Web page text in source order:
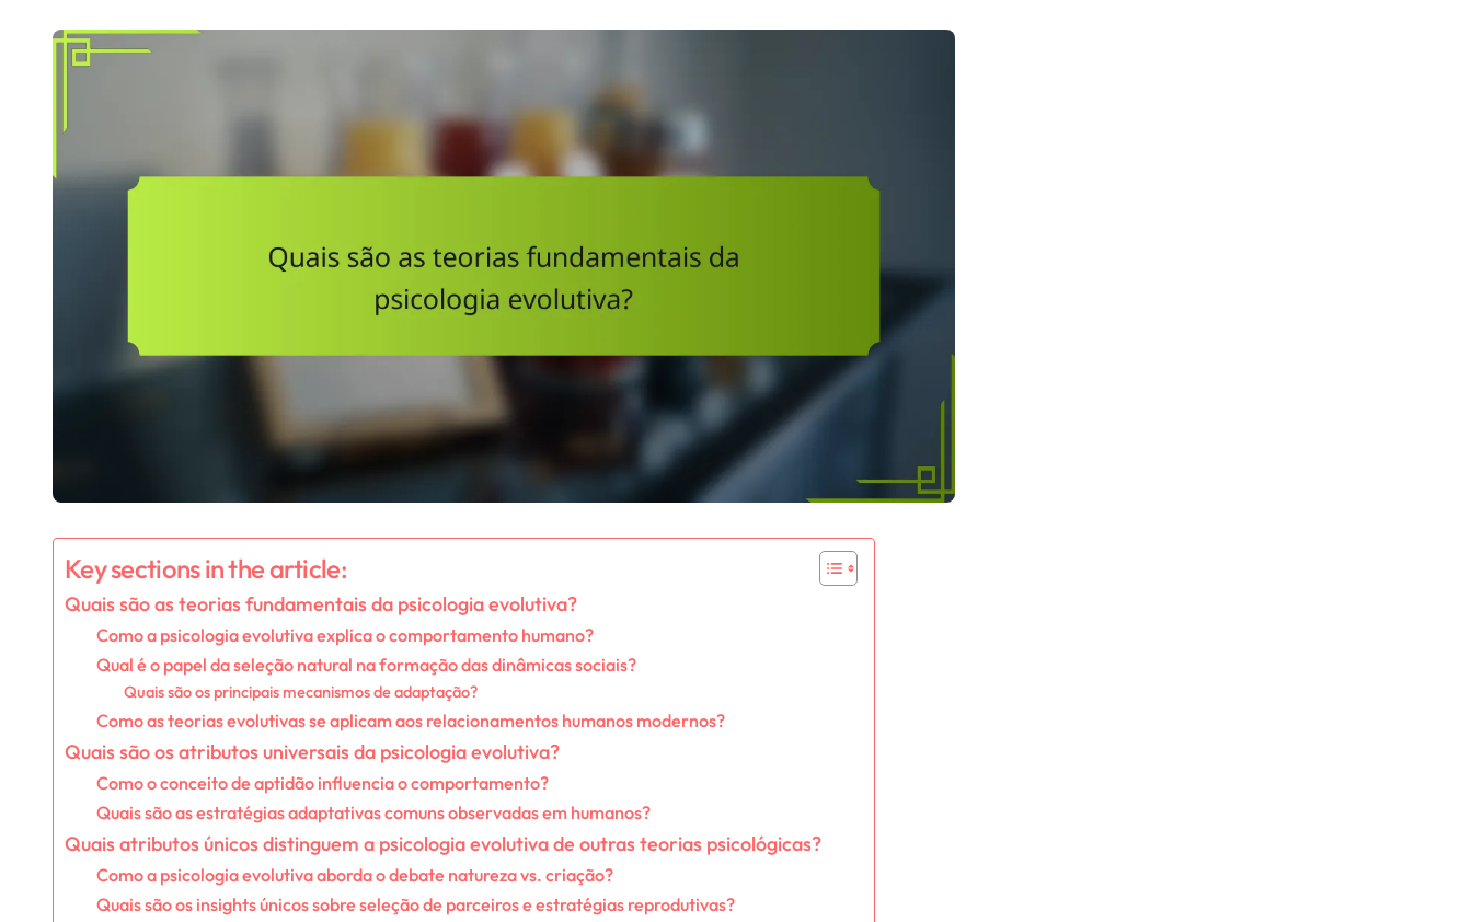
Key sections in the article:
Quais são as teorias fundamentais da psicologia evolutiva?
Como a psicologia evolutiva explica o comportamento humano?
Qual é o papel da seleção natural na formação das dinâmicas sociais?
Quais são os principais mecanismos de adaptação?
Como as teorias evolutivas se aplicam aos relacionamentos humanos modernos?
Quais são os atributos universais da psicologia evolutiva?
Como o conceito de aptidão influencia o comportamento?
Quais são as estratégias adaptativas comuns observadas em humanos?
Quais atributos únicos distinguem a psicologia evolutiva de outras teorias psicológicas?
Como a psicologia evolutiva aborda o debate natureza vs. criação?
Quais são os insights únicos sobre seleção de parceiros e estratégias reprodutivas?